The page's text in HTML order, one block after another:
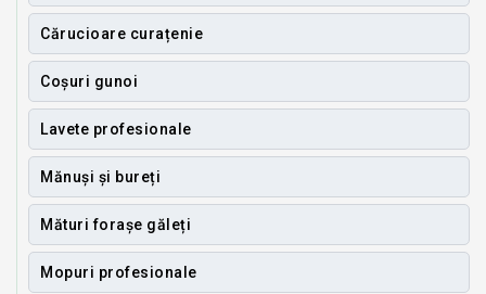
Cărucioare curațenie
Coșuri gunoi
Lavete profesionale
Mănuși și bureți
Mături forașe găleți
Mopuri profesionale